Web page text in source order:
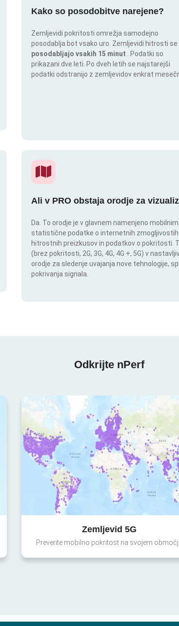
Kako so posodobitve narejene?
Zemljevidi pokritosti omrežja samodejno
posodablja bot vsako uro. Zemljevidi hitrosti se
posodabljajo vsakih 15 minut
. Podatki so
prikazani dve leti. Po dveh letih se najstarejši
podatki odstranijo z zemljevidov enkrat
Ali v PRO obstaja orodje za
Da. To orodje je v glavnem namenjeno
statistične podatke o internetnih
hitrostnih preizkusov in podatkov o pokritosti.
(brez pokritosti, 2G, 3G, 4G, 4G +, 5G) v
orodje za sledenje uvajanja nove tehnologije,
pokrivanja signala.
Odkrijte nPerf
Zemljevid 5G
Preverite mobilno pokritost na svojem